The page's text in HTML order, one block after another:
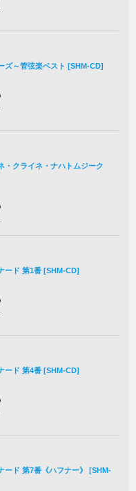
ズ～管弦楽ベスト [SHM-CD]
・クライネ・ナハトムジーク
ード 第1番 [SHM-CD]
ード 第4番 [SHM-CD]
ード 第7番《ハフナー》 [SHM-